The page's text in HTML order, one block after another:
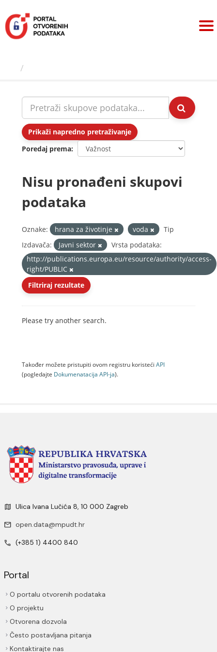
sadržaj
Prikaži napredno pretraživanje
Poredaj prema
Nisu pronađeni skupovi
podataka
Oznake: hrana za životinje voda
Tip
Izdavača:
Javni sektor
Vrsta podataka:
http://publications.europa.eu/resource/authority/access-
right/PUBLIC
Filtriraj rezultate
Please try another search.
Također možete pristupiti ovom registru koristeći API
(pogledajte Dokumenаtаcijа API-jа).